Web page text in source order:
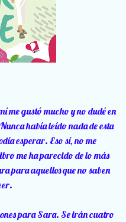
me gustó mucho y no dudé en
había leído nada de esta
esperar. Eso sí, no me
me ha parecido de lo más
para aquellos que no saben
para Sara. Se irán cuatro